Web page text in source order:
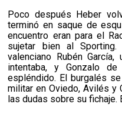
Poco después Heber
terminó en saque de
encuentro eran para el
sujetar bien al
valenciano Rubén
intentaba, y Gonzalo
espléndido. El burgalés
militar en Oviedo, Avilés y
las dudas sobre su fichaje.